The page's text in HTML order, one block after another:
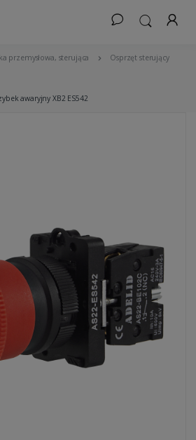
przemysłowa, sterująca Osprzęt sterujący
awaryjny XB2 ES542